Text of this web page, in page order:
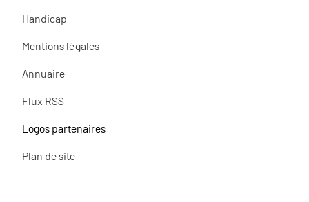
Handicap
Mentions légales
Annuaire
Flux RSS
Logos partenaires
Plan de site